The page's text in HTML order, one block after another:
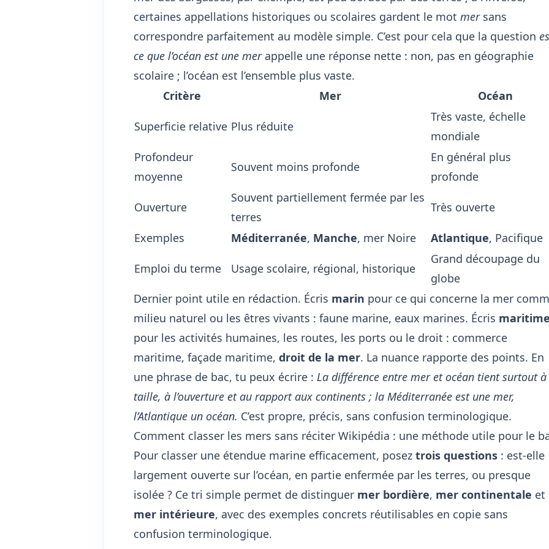
certaines appellations historiques ou scolaires gardent le motmersans
correspondre parfaitement au modèle simple. C’est pour cela que la question
ce que l’océan est une merappelle une réponse nette : non, pas en géographie
scolaire ; l’océan est l’ensemble plus vaste.
Critère
Mer Océan
Superficie relative Plus réduite
Très vaste, échelle
mondiale
Profondeur
moyenne
Souvent moins profonde
En général plus
profonde
Ouverture
Souvent partiellement fermée par les
terres
Très ouverte
Exemples Méditerranée, Manche, mer Noire Atlantique, Pacifique
Emploi du terme Usage scolaire, régional, historique
Grand découpage du
globe
Dernier point utile en rédaction. Écris marin pour ce qui concerne la mer
milieu naturel ou les êtres vivants : faune marine, eaux marines. Écris
pour les activités humaines, les routes, les ports ou le droit : commerce
maritime, façade maritime,droit de la mer. La nuance rapporte des points. En
une phrase de bac, tu peux écrire :La différence entre mer et océan tient surtout
taille, à l’ouverture et au rapport aux continents ; la Méditerranée est une mer,
l’Atlantique un océan. C’est propre, précis, sans confusion terminologique.
Comment classer les mers sans réciter Wikipédia : une méthode utile pour le
Pour classer une étendue marine efficacement, poseztrois questions : est-elle
largement ouverte sur l’océan, en partie enfermée par les terres, ou presque
isolée ? Ce tri simple permet de distinguer mer bordière, mer continentale et
mer intérieure, avec des exemples concrets réutilisables en copie sans
confusion terminologique.